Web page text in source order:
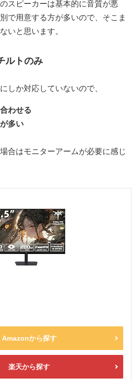
スピーカーは基本的に音質が悪
で用意する方が多いので、そこま
いと思います。
ルトのみ
しか対応していないので、
わせる
多い
合はモニターアームが必要に感じ
Amazonから探す
楽天から探す